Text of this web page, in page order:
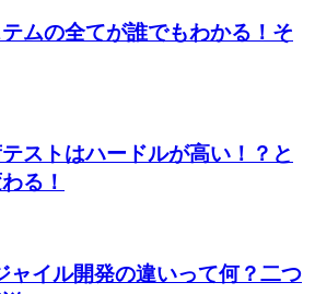
ムの全てが誰でもわかる！そ
ストはハードルが高い！？と
る！
ャイル開発の違いって何？二つ